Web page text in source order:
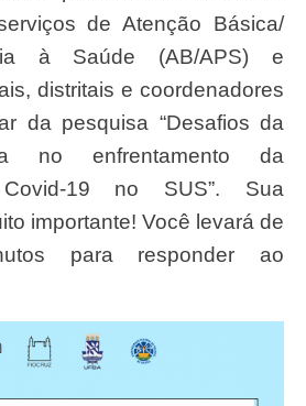
de Atenção Básica/
à Saúde (AB/APS) e
distritais e coordenadores
da pesquisa “Desafios da
no enfrentamento da
19 no SUS”. Sua
importante! Você levará de
para responder ao